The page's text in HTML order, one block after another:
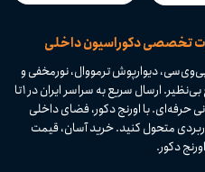
تخصصی دکوراسیون داخلی
دیوارپوش ترمووال، نورمخفی و
ابزارهای دکوراسیون داخلی با کیفیت بالا و تنوع بی‌نظیر. ارسال سریع به سراسر ایران در ۱ تا
حرفه‌ای. با اورنج دکور، فضای داخلی
متحول کنید. خرید آسان، قیمت
دکور.​​​​​​​